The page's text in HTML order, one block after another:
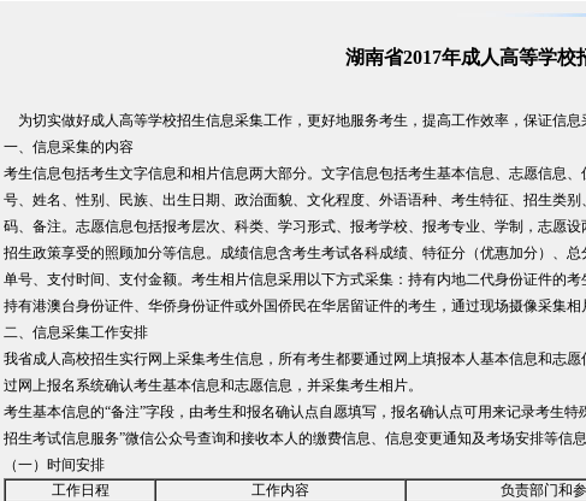
湖南省2017年成人高等学
为切实做好成人高等学校招生信息采集工作，更好地服务考生，提高工作效率，保证信
一、信息采集的内容
考生信息包括考生文字信息和相片信息两大部分。文字信息包括考生基本信息、志愿信息
号、姓名、性别、民族、出生日期、政治面貌、文化程度、外语语种、考生特征、招生类
码、备注。志愿信息包括报考层次、科类、学习形式、报考学校、报考专业、学制，志愿
招生政策享受的照顾加分等信息。成绩信息含考生考试各科成绩、特征分（优惠加分）、
单号、支付时间、支付金额。考生相片信息采用以下方式采集：持有内地二代身份证件的
持有港澳台身份证件、华侨身份证件或外国侨民在华居留证件的考生，通过现场摄像采集相
二、信息采集工作安排
我省成人高校招生实行网上采集考生信息，所有考生都要通过网上填报本人基本信息和志
过网上报名系统确认考生基本信息和志愿信息，并采集考生相片。
考生基本信息的“备注”字段，由考生和报名确认点自愿填写，报名确认点可用来记录考生
招生考试信息服务”微信公众号查询和接收本人的缴费信息、信息变更通知及考场安排等信
（一）时间安排
工作日程
工作内容
负责部门和